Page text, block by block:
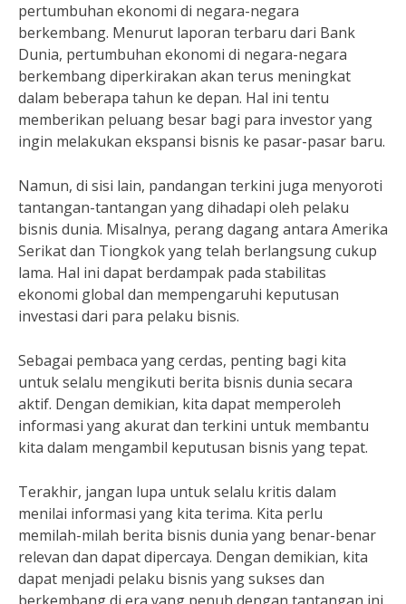
pertumbuhan ekonomi di negara-negara
berkembang. Menurut laporan terbaru dari Bank
Dunia, pertumbuhan ekonomi di negara-negara
berkembang diperkirakan akan terus meningkat
dalam beberapa tahun ke depan. Hal ini tentu
memberikan peluang besar bagi para investor yang
ingin melakukan ekspansi bisnis ke pasar-pasar baru.
Namun, di sisi lain, pandangan terkini juga menyoroti
tantangan-tantangan yang dihadapi oleh pelaku
bisnis dunia. Misalnya, perang dagang antara Amerika
Serikat dan Tiongkok yang telah berlangsung cukup
lama. Hal ini dapat berdampak pada stabilitas
ekonomi global dan mempengaruhi keputusan
investasi dari para pelaku bisnis.
Sebagai pembaca yang cerdas, penting bagi kita
untuk selalu mengikuti berita bisnis dunia secara
aktif. Dengan demikian, kita dapat memperoleh
informasi yang akurat dan terkini untuk membantu
kita dalam mengambil keputusan bisnis yang tepat.
Terakhir, jangan lupa untuk selalu kritis dalam
menilai informasi yang kita terima. Kita perlu
memilah-milah berita bisnis dunia yang benar-benar
relevan dan dapat dipercaya. Dengan demikian, kita
dapat menjadi pelaku bisnis yang sukses dan